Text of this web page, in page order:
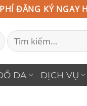
ĐĂNG KÝ NGAY
Tìm
kiếm:
DA DỊCH VỤ